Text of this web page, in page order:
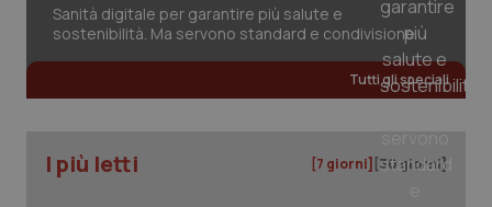
Sanità digitale per garantire più salute e
sostenibilità. Ma servono standard e condivisione
Tutti gli speciali
I più letti [7 giorni] [30 giorni]
Google LLC
.quotidianosanita.it
mese